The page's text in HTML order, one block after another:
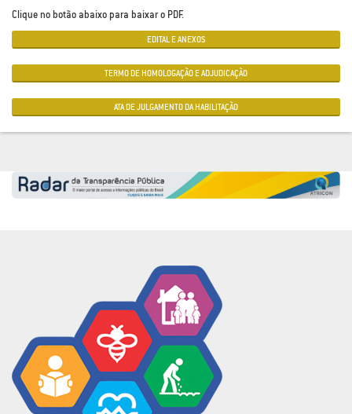
Clique no botão abaixo para baixar o PDF.
EDITAL E ANEXOS
TERMO DE HOMOLOGAÇÃO E ADJUDICAÇÃO
ATA DE JULGAMENTO DA HABILITAÇÃO